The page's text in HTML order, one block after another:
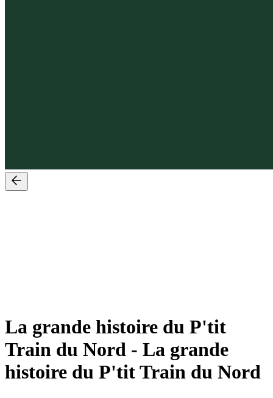
La grande histoire du P'tit
Train du Nord - La grande
histoire du P'tit Train du Nord